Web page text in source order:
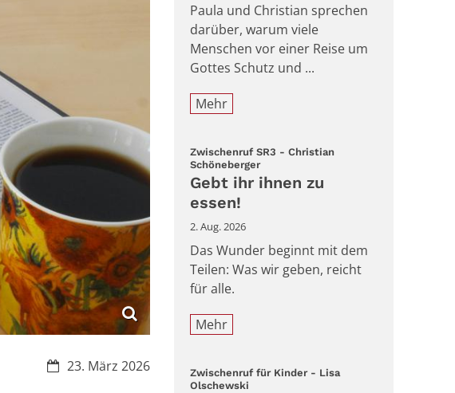
Datum:
23. März 2026
Paula und Christian sprechen
darüber, warum viele
Menschen vor einer Reise um
Gottes Schutz und ...
Mehr
Zwischenruf SR3 - Christian
Schöneberger:
Gebt ihr ihnen zu
essen!
2. Aug. 2026
Das Wunder beginnt mit dem
Teilen: Was wir geben, reicht
für alle.
Mehr
Zwischenruf für Kinder - Lisa
Olschewski